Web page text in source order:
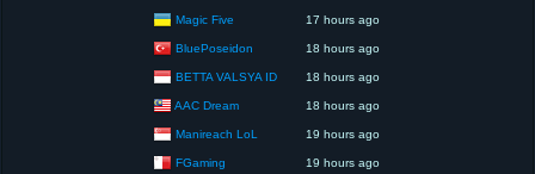
Magic Five 17 hours ago
BluePoseidon 18 hours ago
BETTA VALSYA ID 18 hours ago
AAC Dream 18 hours ago
Manireach LoL 19 hours ago
FGaming 19 hours ago